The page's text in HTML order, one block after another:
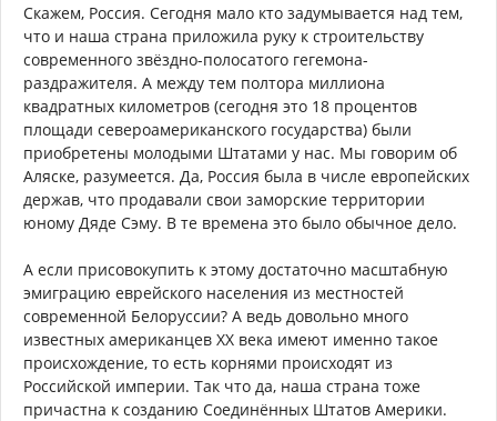
Скажем, Россия. Сегодня мало кто задумывается над тем,
что и наша страна приложила руку к строительству
современного звёздно-полосатого гегемона-
раздражителя. А между тем полтора миллиона
квадратных километров (сегодня это 18 процентов
площади североамериканского государства) были
приобретены молодыми Штатами у нас. Мы говорим об
Аляске, разумеется. Да, Россия была в числе европейских
держав, что продавали свои заморские территории
юному Дяде Сэму. В те времена это было обычное дело.
А если присовокупить к этому достаточно масштабную
эмиграцию еврейского населения из местностей
современной Белоруссии? А ведь довольно много
известных американцев ХХ века имеют именно такое
происхождение, то есть корнями происходят из
Российской империи. Так что да, наша страна тоже
причастна к созданию Соединённых Штатов Америки.